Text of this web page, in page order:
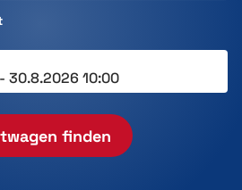
finden